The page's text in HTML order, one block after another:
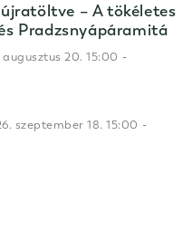
– A tökéletes
Pradzsnyápáramitá
augusztus 20. 15:00 -
szeptember 18. 15:00 -